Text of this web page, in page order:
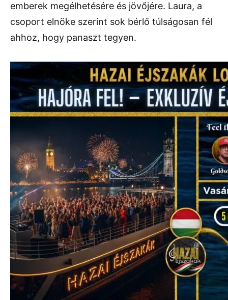
emberek megélhetésére és jövőjére. Laura, a
csoport elnöke szerint sok bérlő túlságosan fél
ahhoz, hogy panaszt tegyen.